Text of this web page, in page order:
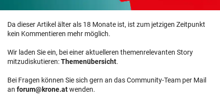
Da dieser Artikel älter als 18 Monate ist, ist zum jetzigen Zeitpunkt
kein Kommentieren mehr möglich.
Wir laden Sie ein, bei einer aktuelleren themenrelevanten Story
mitzudiskutieren:Themenübersicht.
Bei Fragen können Sie sich gern an das Community-Team per Mail
an forum@krone.atwenden.